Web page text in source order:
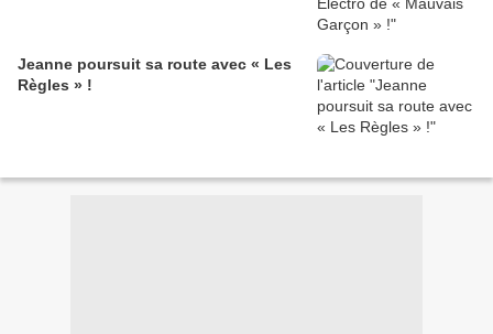
Jeanne poursuit sa route avec « Les
Règles » !